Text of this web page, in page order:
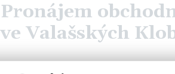
Pronájem
ve Valašských
Dovolujeme si Vám představit